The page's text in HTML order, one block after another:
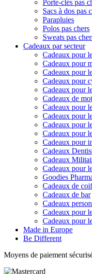
Porte-clés pas
Sacs à dos pas
Parapluies
Polos pas chers
Sweats pas
Cadeaux par secteur
Cadeaux pour
Cadeaux pour
Cadeaux pour
Cadeaux pour
Cadeaux pour
Cadeaux de
Cadeaux pour
Cadeaux pour
Cadeaux pour
Cadeaux pour
Cadeaux pour
Cadeaux
Cadeaux
Cadeaux pour
Goodies
Cadeaux de
Cadeaux de bar
Cadeaux
Cadeaux pour
Cadeaux pour
Made in Europe
Be Different
Moyens de paiement